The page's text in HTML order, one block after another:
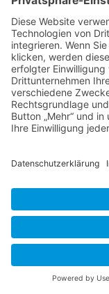
Kontaktdaten
ausdrücklich
behalten
Schritte im
Zusendung
4.
dieser
Cookies